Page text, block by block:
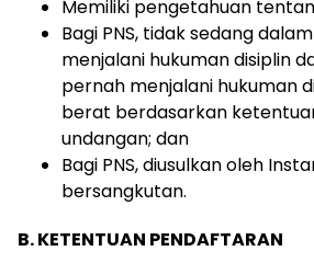
Memiliki pengetahuan
Bagi PNS, tidaksedangdalam
menjalani hukumandisiplin
pernah menjalani hukuman
berat berdasarkan
undangan; dan
Bagi PNS, diusulkan oleh
bersangkutan.
B.KETENTUAN PENDAFTARAN